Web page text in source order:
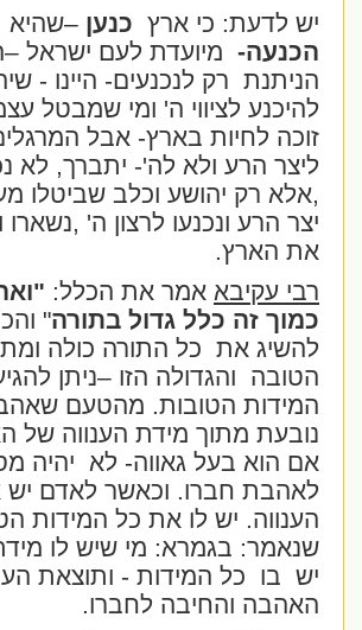
יש לדעת: כי ארץ כנען–שהיא
הכנעה- מיועדת לעם ישראל
הניתנת רק לנכנעים- היינו -
להיכנע לציווי ה' ומי שמבטל
זוכה לחיות בארץ- אבל המרגלים
ליצר הרע ולא לה'- יתברך, לא
,אלא רק יהושע וכלב שביטלו
יצר הרע ונכנעו לרצון ה' ,נשארו
את הארץ.
רבי עקיבאאמר את הכלל:
כמוך זה כלל גדול בתורה"
להשיג את כל התורה כולה
הטובה והגדולה הזו –ניתן
המידות הטובות. מהטעם
נובעת מתוך מידת הענווה של
אם הוא בעל גאווה- לא יהיה
לאהבת חברו. וכאשר לאדם יש
הענווה. יש לו את כל המידות
שנאמר: בגמרא: מי שיש לו מידת
יש בו כל המידות - ותוצאת
האהבה והחיבה לחברו.